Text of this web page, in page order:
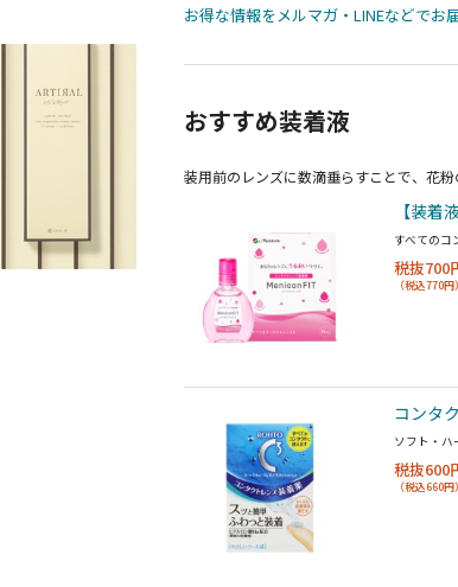
お得な情報をメルマガ・LINEなどでお
おすすめ装着液
装用前のレンズに数滴垂らすことで、花粉
【装
すべてのコ
税抜700
（税込770円）
コンタ
ソフト・ハ
税抜600
（税込660円）